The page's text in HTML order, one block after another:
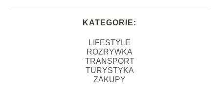
KATEGORIE:
LIFESTYLE
ROZRYWKA
TRANSPORT
TURYSTYKA
ZAKUPY